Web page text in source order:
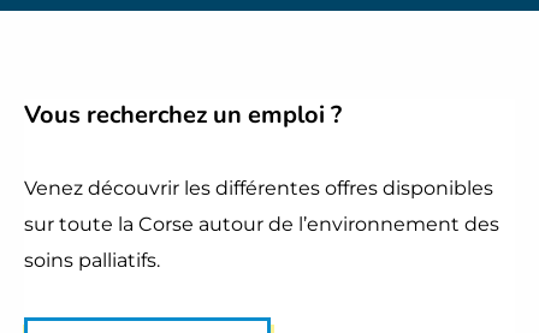
Vous recherchez un emploi ?
Venez découvrir les différentes offres disponibles
sur toute la Corse autour de l’environnement des
soins palliatifs.